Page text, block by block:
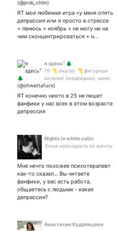
RT моя любимая игра «у меня опять
депрессия или я просто в стрессе
+ ленюсь + ноябрь + не могу ни на
чем сконцентрироваться + н…
я здесь⁷ 🌲
19 〽️ она/её 〽️ фигурное
катание (медведева, ханю,
пс, сх) 〽️ арми⁷ 〽️
RT конечно никто в 25 не пишет
фанфики у нас всех в этом возрасте
депрессия
Nights in white satin
Точка невозврата из мечты
Мне нечто похожее психотерапевт
как-то сказал... Вы читаете
фанфики, у вас есть работа,
общаетесь с людьми - какая
депрессия?
Анастасия Кудрявцева